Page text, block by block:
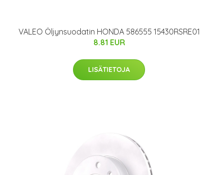
VALEO Öljynsuodatin HONDA 586555 15430RSRE01
8.81 EUR
LISÄTIETOJA